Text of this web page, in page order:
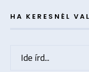
HA KERESNÉL